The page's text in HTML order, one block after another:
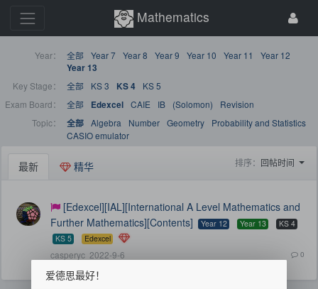
Mathematics
Year： 全部 Year 7 Year 8 Year 9 Year 10 Year 11
Year 12
Year 13
Key Stage：
全部 KS 3 KS 4
KS 5
Exam Board：
全部 Edexcel CAIE IB (Solomon)
Revision
Topic：
全部 Algebra Number Geometry
Probability and Statistics
CASIO emulator
最新 精华 排序： 回帖时间
[Edexcel][IAL][International A Level Mathematics and
Further Mathematics][Contents]
Year 12 Year 13
KS 4
KS 5
Edexcel
casperyc 2022-9-6 0
爱德思最好！